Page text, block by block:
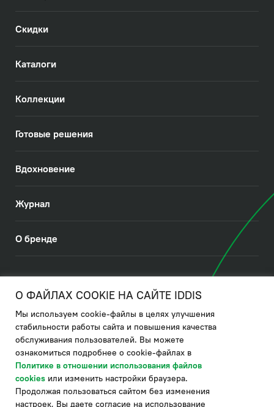
Скидки
Каталоги
Коллекции
Готовые решения
Вдохновение
Журнал
О бренде
Политика в отношении использования файлов cookies
Политика обработки ПДн
Политика в области управления цепочкой поставки
по системе "НСЛС"
Производитель оставляет за собой право в любой момент
О ФАЙЛАХ COOKIE НА САЙТЕ IDDIS
Мы используем cookie-файлы в целях улучшения
стабильности работы сайта и повышения качества
обслуживания пользователей. Вы можете
ознакомиться подробнее о cookie-файлах в
Политике в отношении использования файлов
cookies или изменить настройки браузера.
Продолжая пользоваться сайтом без изменения
настроек, Вы даете согласие на использование